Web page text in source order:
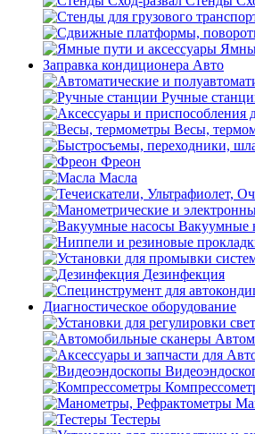
Заправка кондиционера Авто
Ручные
Весы,
Фреон
Масла
Вакуумные
Дезинфекция
Диагностическое оборудование
Тестеры